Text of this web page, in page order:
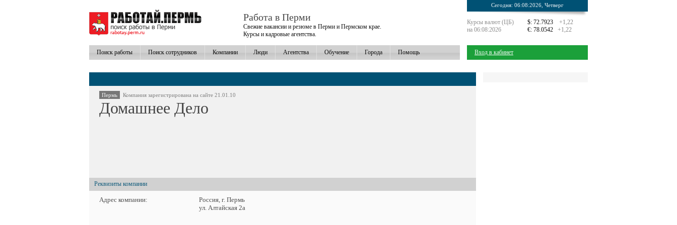
Работа в Перми
Свежие вакансии и резюме в Перми и Пермском крае.
Курсы и кадровые агентства.
Сегодня: 06:08:2026, Четверг
Курсы валют (ЦБ)
на 06:08:2026
$: 72.7923 +1,22
€: 78.0542 +1,22
Поиск работы Поиск сотрудников Компании Люди Агентства Обучение Города Помощь Вход в кабинет
Пермь Компания зарегистрирована на сайте 21.01.10
Домашнее Дело
Реквизиты компании
Адрес компании:
Россия, г. Пермь
ул. Алтайская 2а